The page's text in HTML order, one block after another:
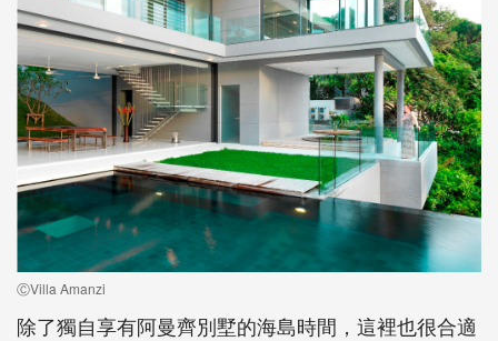
ⒸVilla Amanzi
除了獨自享有阿曼齊別墅的海島時間，這裡也很合適